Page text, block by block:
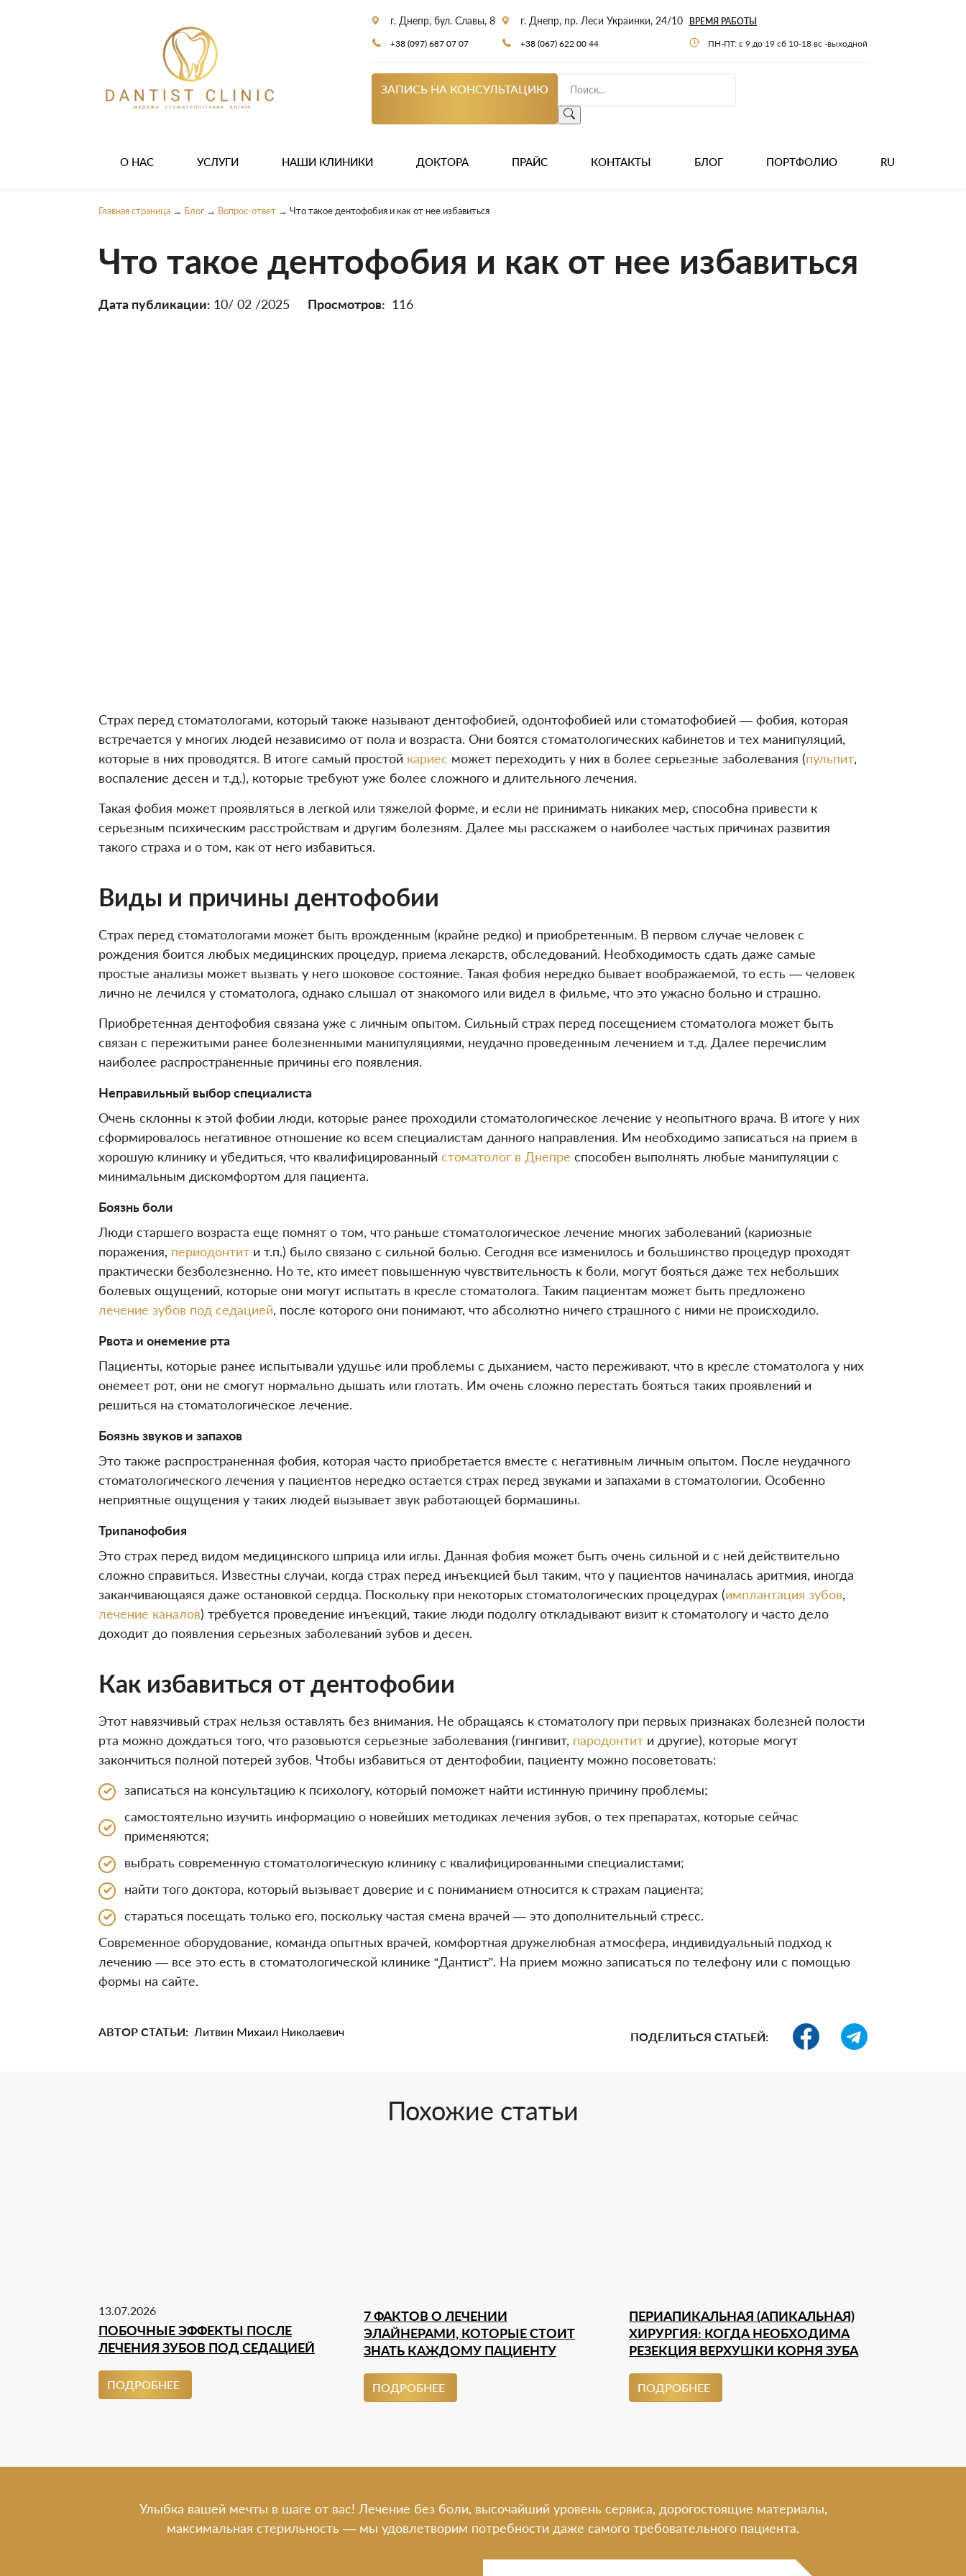
г. Днепр, бул. Славы, 8
+38 (097) 687 07 07
г. Днепр, пр. Леси Украинки, 24/10
+38 (067) 622 00 44
ВРЕМЯ РАБОТЫ
ПН-ПТ: с 9 до 19 сб 10-18 вс -выходной
ЗАПИСЬ НА КОНСУЛЬТАЦИЮ
О НАС УСЛУГИ НАШИ КЛИНИКИ ДОКТОРА ПРАЙС КОНТАКТЫ БЛОГ ПОРТФОЛИО RU
Главная страница → Блог→ Вопрос-ответ → Что такое дентофобия и как от нее избавиться
Что такое дентофобия и как от нее избавиться
Дата публикации: 10/ 02 /2025 Просмотров: 116
Страх перед стоматологами, который также называют дентофобией, одонтофобией или стоматофобией — фобия, которая
встречается у многих людей независимо от пола и возраста. Они боятся стоматологических кабинетов и тех манипуляций,
которые в них проводятся. В итоге самый простой кариес может переходить у них в более серьезные заболевания (пульпит,
воспаление десен и т.д.), которые требуют уже более сложного и длительного лечения.
Такая фобия может проявляться в легкой или тяжелой форме, и если не принимать никаких мер, способна привести к
серьезным психическим расстройствам и другим болезням. Далее мы расскажем о наиболее частых причинах развития
такого страха и о том, как от него избавиться.
Виды и причины дентофобии
Страх перед стоматологами может быть врожденным (крайне редко) и приобретенным. В первом случае человек с
рождения боится любых медицинских процедур, приема лекарств, обследований. Необходимость сдать даже самые
простые анализы может вызвать у него шоковое состояние. Такая фобия нередко бывает воображаемой, то есть — человек
лично не лечился у стоматолога, однако слышал от знакомого или видел в фильме, что это ужасно больно и страшно.
Приобретенная дентофобия связана уже с личным опытом. Сильный страх перед посещением стоматолога может быть
связан с пережитыми ранее болезненными манипуляциями, неудачно проведенным лечением и т.д. Далее перечислим
наиболее распространенные причины его появления.
Неправильный выбор специалиста
Очень склонны к этой фобии люди, которые ранее проходили стоматологическое лечение у неопытного врача. В итоге у них
сформировалось негативное отношение ко всем специалистам данного направления. Им необходимо записаться на прием в
хорошую клинику и убедиться, что квалифицированный стоматолог в Днепре способен выполнять любые манипуляции с
минимальным дискомфортом для пациента.
Боязнь боли
Люди старшего возраста еще помнят о том, что раньше стоматологическое лечение многих заболеваний (кариозные
поражения, периодонтит и т.п.) было связано с сильной болью. Сегодня все изменилось и большинство процедур проходят
практически безболезненно. Но те, кто имеет повышенную чувствительность к боли, могут бояться даже тех небольших
болевых ощущений, которые они могут испытать в кресле стоматолога. Таким пациентам может быть предложено
лечение зубов под седацией, после которого они понимают, что абсолютно ничего страшного с ними не происходило.
Рвота и онемение рта
Пациенты, которые ранее испытывали удушье или проблемы с дыханием, часто переживают, что в кресле стоматолога у них
онемеет рот, они не смогут нормально дышать или глотать. Им очень сложно перестать бояться таких проявлений и
решиться на стоматологическое лечение.
Боязнь звуков и запахов
Это также распространенная фобия, которая часто приобретается вместе с негативным личным опытом. После неудачного
стоматологического лечения у пациентов нередко остается страх перед звуками и запахами в стоматологии. Особенно
неприятные ощущения у таких людей вызывает звук работающей бормашины.
Трипанофобия
Это страх перед видом медицинского шприца или иглы. Данная фобия может быть очень сильной и с ней действительно
сложно справиться. Известны случаи, когда страх перед инъекцией был таким, что у пациентов начиналась аритмия, иногда
заканчивающаяся даже остановкой сердца. Поскольку при некоторых стоматологических процедурах (имплантация зубов,
лечение каналов) требуется проведение инъекций, такие люди подолгу откладывают визит к стоматологу и часто дело
доходит до появления серьезных заболеваний зубов и десен.
Как избавиться от дентофобии
Этот навязчивый страх нельзя оставлять без внимания. Не обращаясь к стоматологу при первых признаках болезней полости
рта можно дождаться того, что разовьются серьезные заболевания (гингивит, пародонтит и другие), которые могут
закончиться полной потерей зубов. Чтобы избавиться от дентофобии, пациенту можно посоветовать:
записаться на консультацию к психологу, который поможет найти истинную причину проблемы;
самостоятельно изучить информацию о новейших методиках лечения зубов, о тех препаратах, которые сейчас
применяются;
выбрать современную стоматологическую клинику с квалифицированными специалистами;
найти того доктора, который вызывает доверие и с пониманием относится к страхам пациента;
стараться посещать только его, поскольку частая смена врачей — это дополнительный стресс.
Современное оборудование, команда опытных врачей, комфортная дружелюбная атмосфера, индивидуальный подход к
лечению — все это есть в стоматологической клинике “Дантист”. На прием можно записаться по телефону или с помощью
формы на сайте.
АВТОР СТАТЬИ: Литвин Михаил Николаевич ПОДЕЛИТЬСЯ СТАТЬЕЙ:
Похожие статьи
13.07.2026
ПОБОЧНЫЕ ЭФФЕКТЫ ПОСЛЕ
ЛЕЧЕНИЯ ЗУБОВ ПОД СЕДАЦИЕЙ
ПОДРОБНЕЕ
7 ФАКТОВ О ЛЕЧЕНИИ
ЭЛАЙНЕРАМИ, КОТОРЫЕ СТОИТ
ЗНАТЬ КАЖДОМУ ПАЦИЕНТУ
ПОДРОБНЕЕ
ПЕРИАПИКАЛЬНАЯ (АПИКАЛЬНАЯ)
ХИРУРГИЯ: КОГДА НЕОБХОДИМА
РЕЗЕКЦИЯ ВЕРХУШКИ КОРНЯ ЗУБА
ПОДРОБНЕЕ
Улыбка вашей мечты в шаге от вас! Лечение без боли, высочайший уровень сервиса, дорогостоящие материалы,
максимальная стерильность — мы удовлетворим потребности даже самого требовательного пациента.